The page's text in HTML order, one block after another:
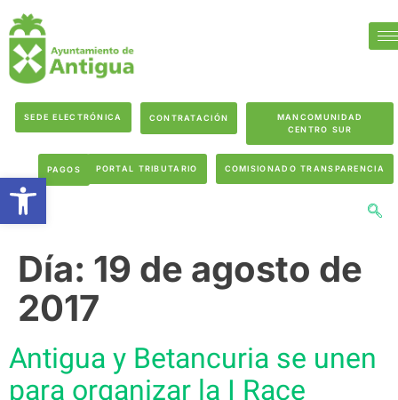
SEDE ELECTRÓNICA CONTRATACIÓN
MANCOMUNIDAD
CENTRO SUR
PAGOS PORTAL TRIBUTARIO COMISIONADO TRANSPARENCIA
Día: 19 de agosto de
2017
Antigua y Betancuria se unen
para organizar la I Race
Abrir barra de herramientas